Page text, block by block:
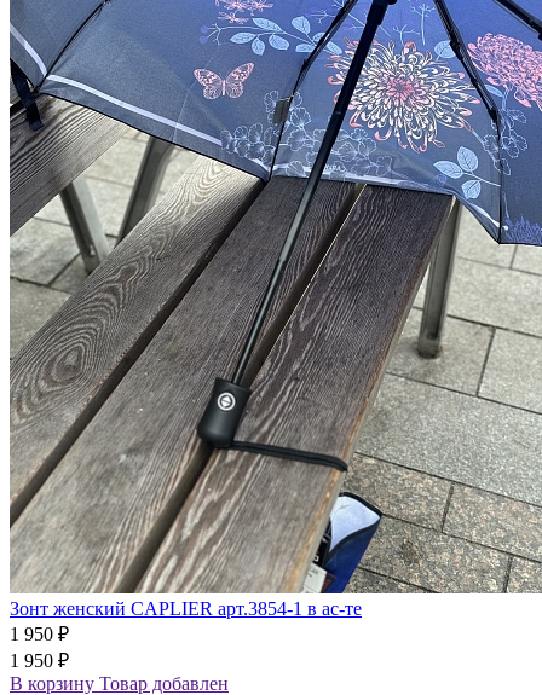
Зонт женский CAPLIER арт.3854-1 в ас-те
1 950 ₽
1 950 ₽
В корзину Товар добавлен